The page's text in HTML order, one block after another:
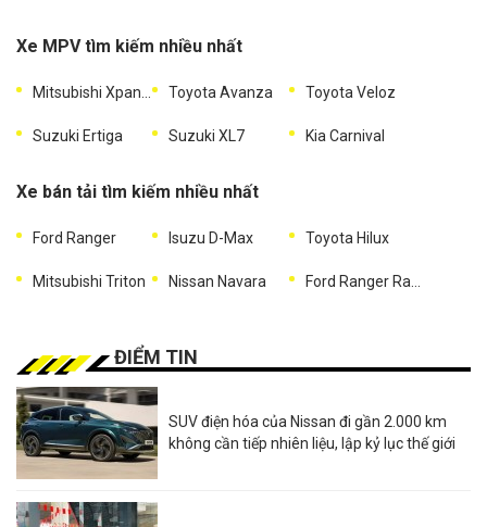
Xe MPV tìm kiếm nhiều nhất
Toyota Avanza Toyota Veloz
Suzuki Ertiga Suzuki XL7 Kia Carnival
Xe bán tải tìm kiếm nhiều nhất
Ford Ranger Isuzu D-Max Toyota Hilux
Mitsubishi Triton Nissan Navara
ĐIỂM TIN
SUV điện hóa của Nissan đi gần 2.000 km
không cần tiếp nhiên liệu, lập kỷ lục thế giới